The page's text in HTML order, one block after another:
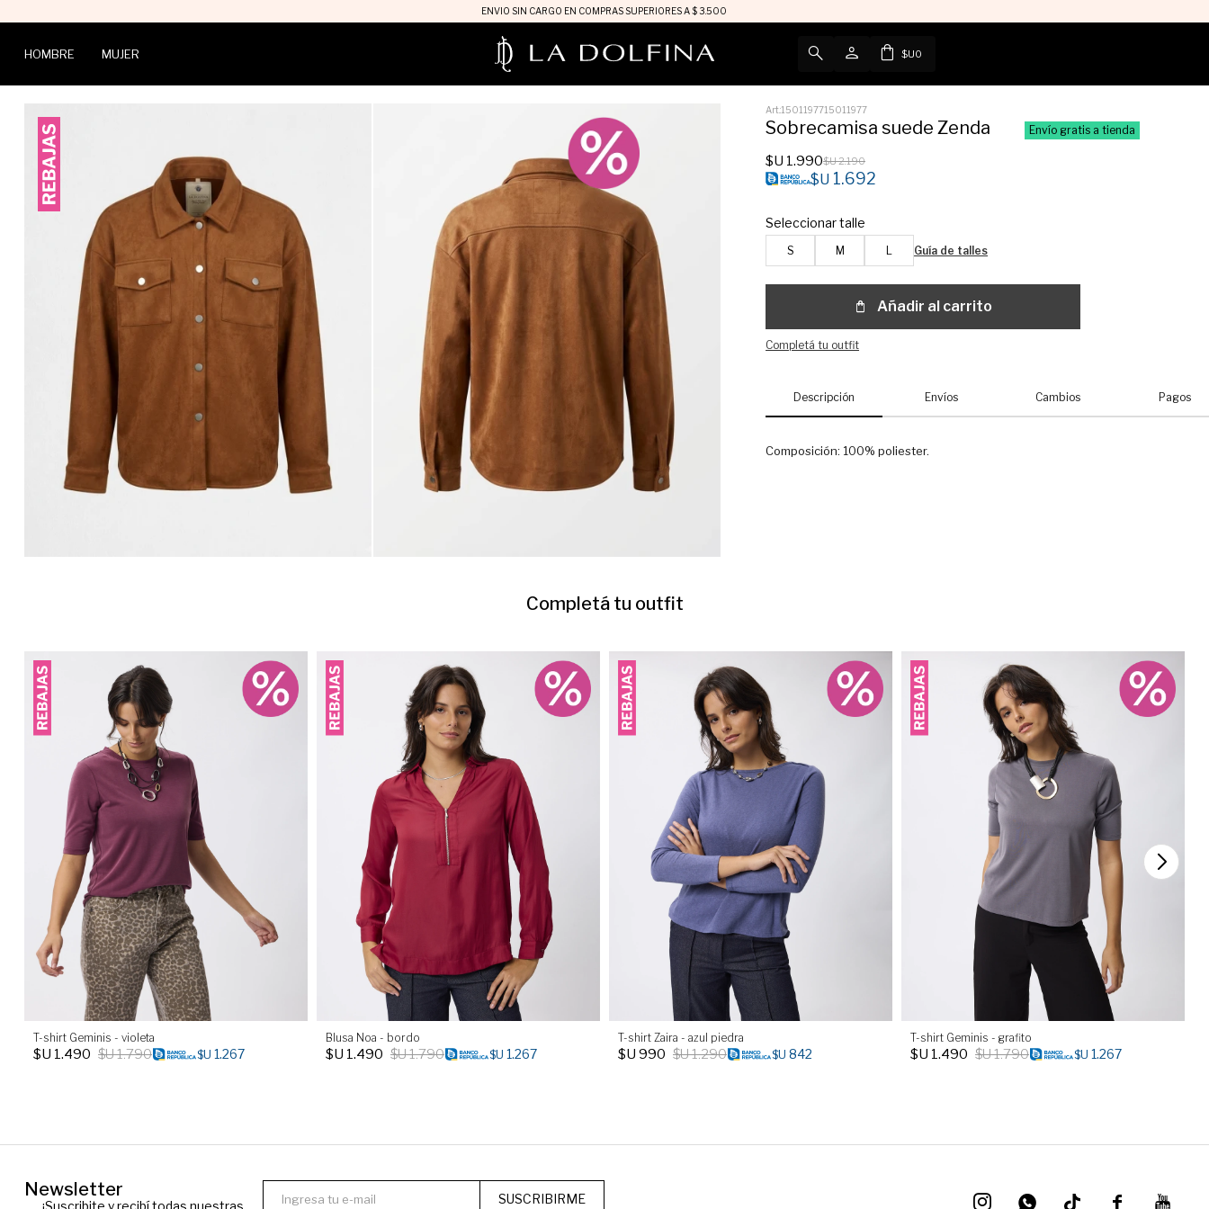
ENVIO SIN CARGO EN COMPRAS SUPERIORES A $ 3.500
HOMBRE MUJER $U0
1501197715011977
Sobrecamisa suede Zenda Envío gratis a tienda
$U 1.990$U2.190
$U 1.692
Seleccionar talle
S M L Guía de talles
Añadir al carrito
Completá tu outfit
Descripción Envíos Cambios Pagos
Composición: 100% poliester.
Completá tu outfit
T-shirt Geminis - violeta
$U 1.490 $U1.790 $U 1.267
Blusa Noa - bordo
$U 1.490 $U1.790 $U 1.267
T-shirt Zaira - azul piedra
$U 990 $U1.290 $U 842
T-shirt Geminis - grafito
$U 1.490 $U1.790 $U 1.267
Newsletter
¡Suscribite y recibí todas nuestras SUSCRIBIRME  
 